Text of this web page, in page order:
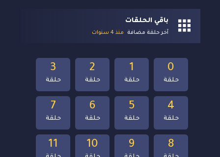
باقي الحلقات
آخر حلقة مضافة منذ 4 سنوات
11 10 9 8
7
حلقة
6
حلقة
5
حلقة
4
حلقة
3
حلقة
2
حلقة
1
حلقة
0
حلقة